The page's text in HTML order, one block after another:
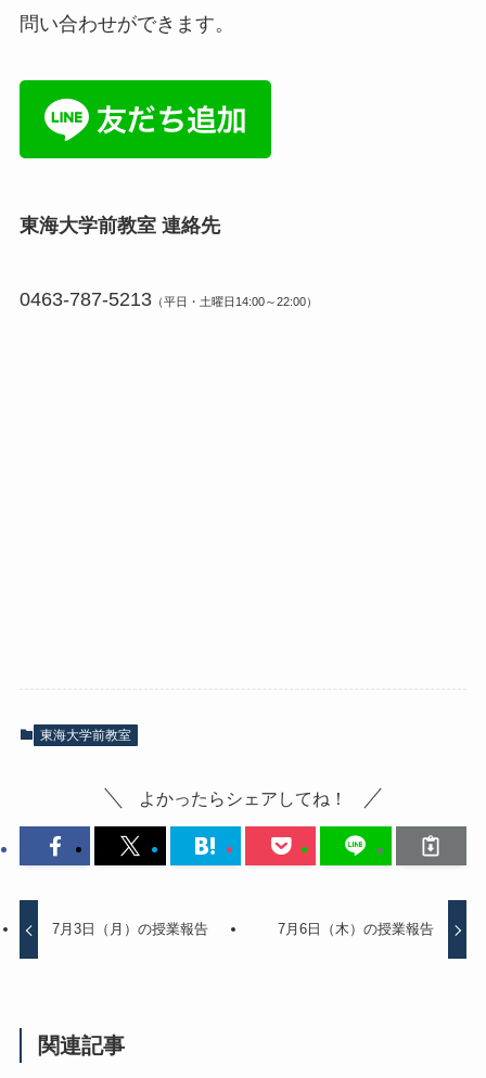
問い合わせができます。
東海大学前教室 連絡先
0463-787-5213（平日・土曜日14:00～22:00）
東海大学前教室
よかったらシェアしてね！
7月3日（月）の授業報告 7月6日（木）の授業報告
関連記事